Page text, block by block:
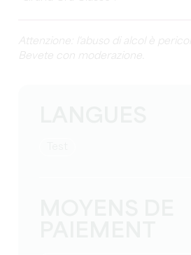
Attenzione: l'abuso di alcol è
Bevete con moderazione.